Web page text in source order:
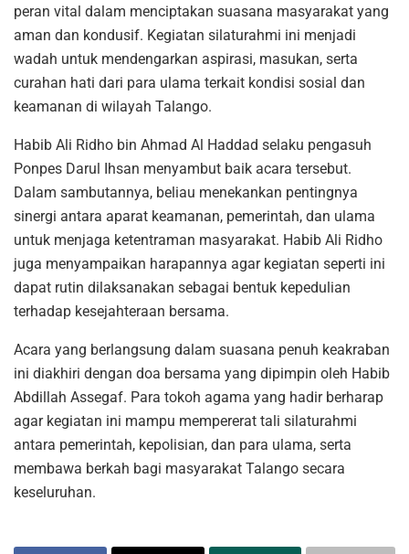
peran vital dalam menciptakan suasana masyarakat yang
aman dan kondusif. Kegiatan silaturahmi ini menjadi
wadah untuk mendengarkan aspirasi, masukan, serta
curahan hati dari para ulama terkait kondisi sosial dan
keamanan di wilayah Talango.
Habib Ali Ridho bin Ahmad Al Haddad selaku pengasuh
Ponpes Darul Ihsan menyambut baik acara tersebut.
Dalam sambutannya, beliau menekankan pentingnya
sinergi antara aparat keamanan, pemerintah, dan ulama
untuk menjaga ketentraman masyarakat. Habib Ali Ridho
juga menyampaikan harapannya agar kegiatan seperti ini
dapat rutin dilaksanakan sebagai bentuk kepedulian
terhadap kesejahteraan bersama.
Acara yang berlangsung dalam suasana penuh keakraban
ini diakhiri dengan doa bersama yang dipimpin oleh Habib
Abdillah Assegaf. Para tokoh agama yang hadir berharap
agar kegiatan ini mampu mempererat tali silaturahmi
antara pemerintah, kepolisian, dan para ulama, serta
membawa berkah bagi masyarakat Talango secara
keseluruhan.